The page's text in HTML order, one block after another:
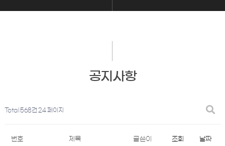
공지사항
Total 568건 24 페이지
번호 제목 글쓴이 조회 날짜